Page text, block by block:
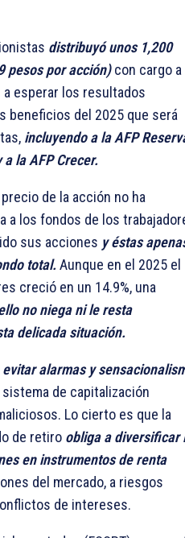
distribuyó unos 1,200
pesos por acción)con cargo a
esperar los resultados
beneficios del 2025 que será
incluyendo a la AFP
a la AFP Crecer.
de la acción no ha
a los fondos de los
sus acciones y éstas
total.Aunque en el 2025 el
creció en un 14.9%, una
no niega ni le resta
delicada situación.
alarmas y
de capitalización
Lo cierto es que la
de retiro obliga a diversificar
en instrumentos de renta
del mercado, a riesgos
de intereses.